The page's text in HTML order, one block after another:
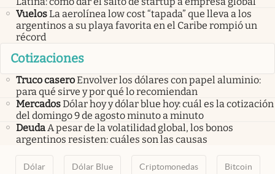
VuelosLa aerolínea low cost “tapada” que lleva a los
argentinos a su playa favorita en el Caribe rompió un
récord
Cotizaciones
Truco caseroEnvolver los dólares con papel aluminio:
para qué sirve y por qué lo recomiendan
MercadosDólar hoy y dólar blue hoy: cuál es la cotización
del domingo 9 de agosto minuto a minuto
Deuda A pesar de la volatilidad global, los bonos
argentinos resisten: cuáles son las causas
Dólar Dólar Blue Criptomonedas Bitcoin